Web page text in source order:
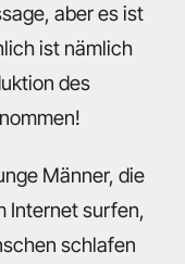
aber es ist
ist nämlich
des
Männer, die
Internet surfen,
schlafen